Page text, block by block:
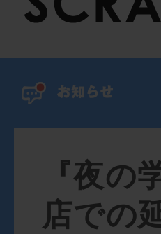
『夜の
店での